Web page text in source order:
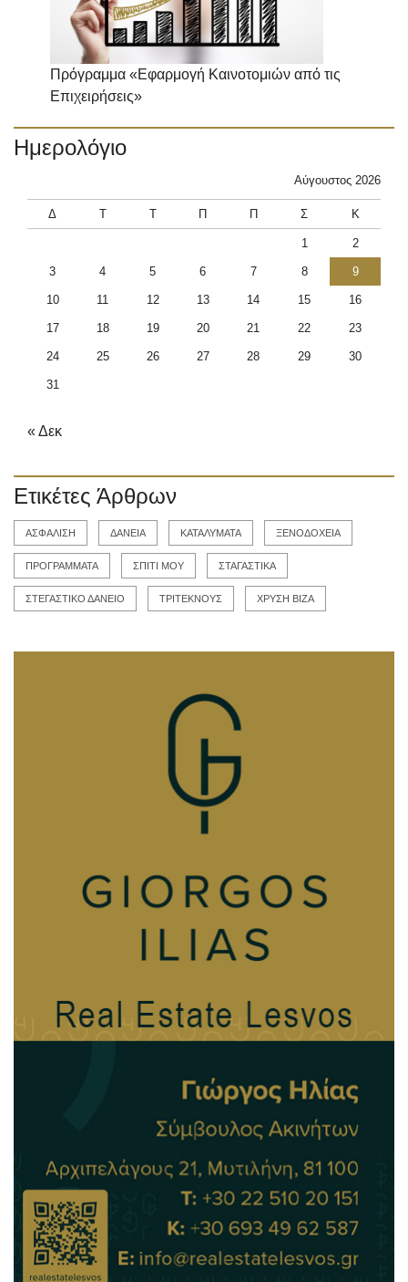
Πρόγραμμα «Εφαρμογή Καινοτομιών από τις
Επιχειρήσεις»
Ημερολόγιο
Αύγουστος 2026
Δ Τ Τ Π Π Σ Κ
1 2
3 4 5 6 7 8 9
10 11 12 13 14 15 16
17 18 19 20 21 22 23
24 25 26 27 28 29 30
31
« Δεκ
Ετικέτες Άρθρων
ΑΣΦΑΛΙΣΗ ΔΑΝΕΙΑ ΚΑΤΑΛΥΜΑΤΑ ΞΕΝΟΔΟΧΕΙΑ
ΠΡΟΓΡΑΜΜΑΤΑ ΣΠΙΤΙ ΜΟΥ ΣΤΑΓΑΣΤΙΚΑ
ΣΤΕΓΑΣΤΙΚΟ ΔΑΝΕΙΟ ΤΡΙΤΕΚΝΟΥΣ ΧΡΥΣΗ ΒΙΖΑ